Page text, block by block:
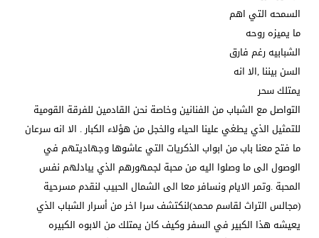
السمحه التي اهم
ما يميزه روحه
الشبابيه رغم فارق
السن بيننا ,الا انه
يمتلك سحر
التواصل مع الشباب من الفنانين وخاصة نحن القادمين للفرقة القومية
للتمثيل الذي يطغي علينا الحياء والخجل من هؤلاء الكبار . الا انه سرعان
ما فتح معنا باب من ابواب الذكريات التي عاشوها وجهاديتهم في
الوصول الى ما وصلوا اليه من محبة لجمهورهم الذي يبادلهم نفس
المحبة .وتمر الايام ونسافر معا الى الشمال الحبيب لنقدم مسرحية
(مجالس التراث لقاسم محمد)لنكتشف سرا اخر من أسرار الشباب الذي
يعيشه هذا الكبير في السفر وكيف كان يمتلك من الابوه الكبيره